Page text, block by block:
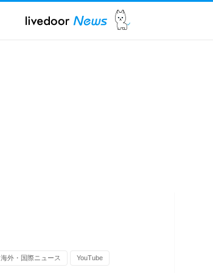
海外・国際ニュース YouTube